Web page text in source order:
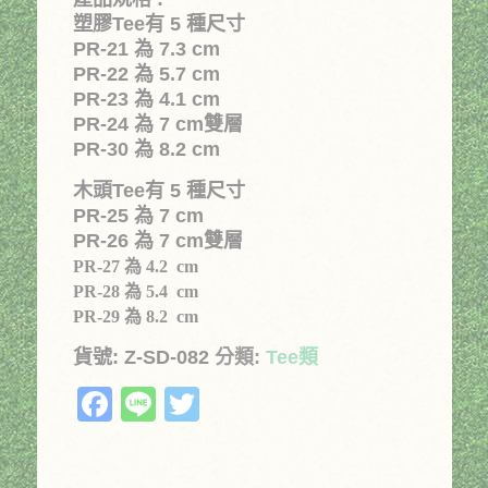
格：
NT$100。
格：
塑膠Tee有 5 種尺寸
PR-21 為 7.3 cm
PR-22 為 5.7 cm
PR-23 為 4.1 cm
PR-24 為 7 cm雙層
PR-30 為 8.2 cm
木頭Tee有 5 種尺寸
PR-25 為 7 cm
PR-26 為 7 cm雙層
PR-27 為4.2 cm
PR-28 為5.4 cm
PR-29 為8.2 cm
貨號: Z-SD-082 分類: Tee類
Facebook
LineTwitter